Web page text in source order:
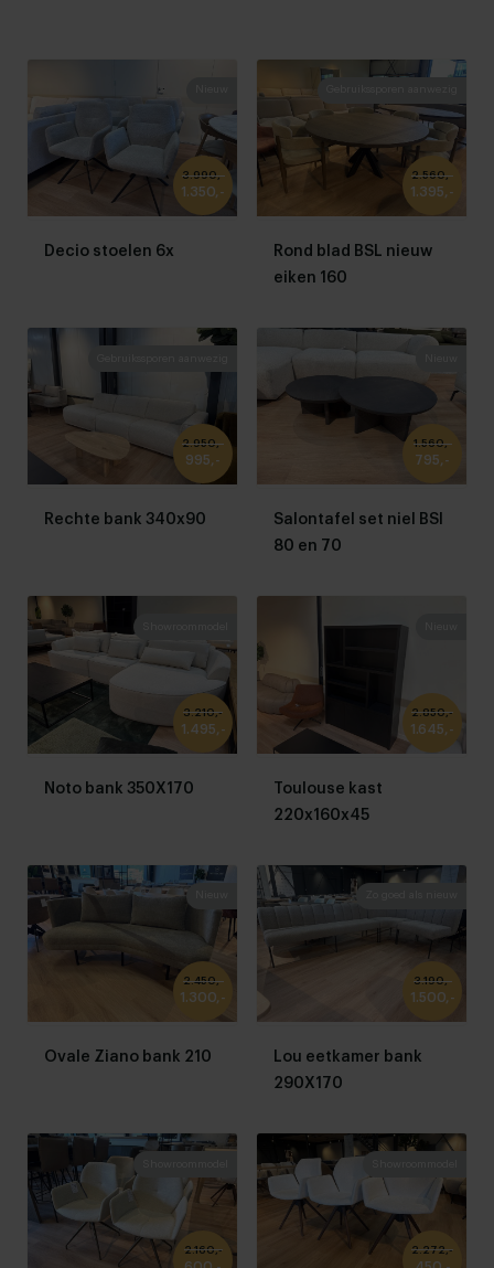
3.990,-
1.350,-
Decio stoelen 6x
2.560,-
1.395,-
Rond blad BSL nieuw
eiken 160
2.950,-
995,-
Rechte bank 340x90
1.560,-
795,-
Salontafel set niel BSI
80 en 70
3.210,-
1.495,-
Noto bank 350X170
2.850,-
1.645,-
Toulouse kast
220x160x45
2.450,-
1.300,-
Ovale Ziano bank 210
3.190,-
1.500,-
Lou eetkamer bank
290X170
2.160,- 2.272,-